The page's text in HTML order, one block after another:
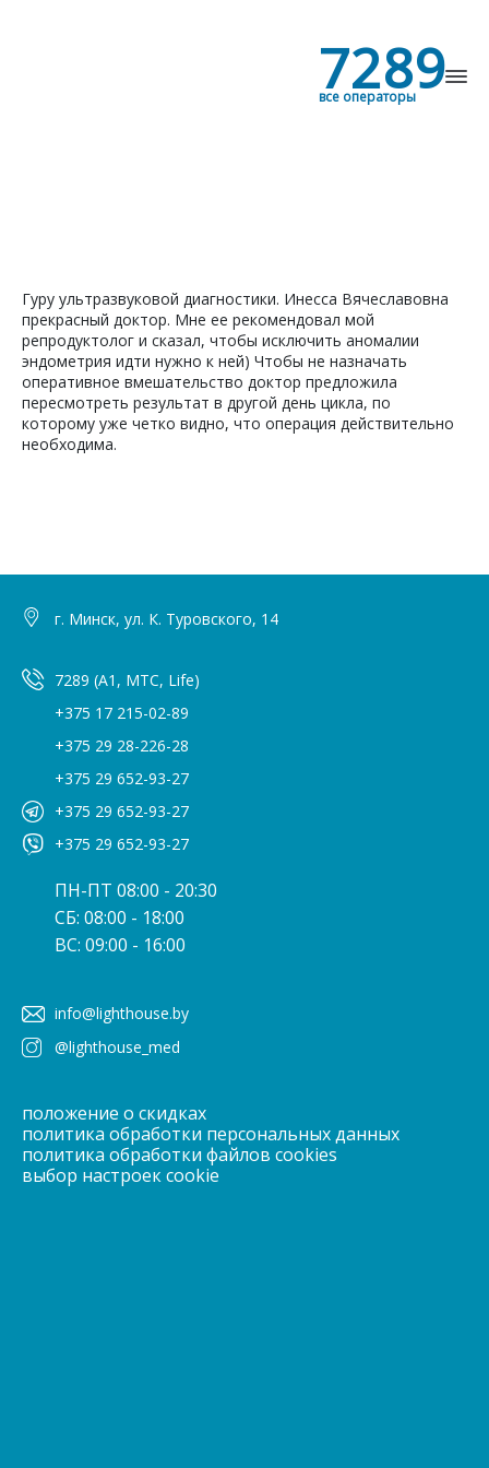
7289
все операторы
Гуру ультразвуковой диагностики. Инесса Вячеславовна
прекрасный доктор. Мне ее рекомендовал мой
репродуктолог и сказал, чтобы исключить аномалии
эндометрия идти нужно к ней) Чтобы не назначать
оперативное вмешательство доктор предложила
пересмотреть результат в другой день цикла, по
которому уже четко видно, что операция действительно
необходима.
г. Минск, ул. К. Туровского, 14
7289 (A1, МТС, Life)
+375 17 215-02-89
+375 29 28-226-28
+375 29 652-93-27
+375 29 652-93-27
+375 29 652-93-27
ПН-ПТ 08:00 - 20:30
СБ: 08:00 - 18:00
ВС: 09:00 - 16:00
info@lighthouse.by
@lighthouse_med
положение о скидках
политика обработки персональных данных
политика обработки файлов cookies
выбор настроек cookie